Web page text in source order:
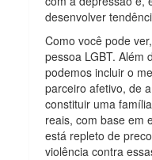
desenvolver
Como você pode
pessoa LGBT. Além
podemos incluir o
parceiro afetivo, de
constituir uma
reais, com base em
está repleto de
violência contra